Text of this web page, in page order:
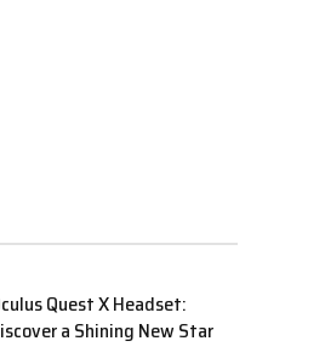
Quest X Headset:
a Shining New Star